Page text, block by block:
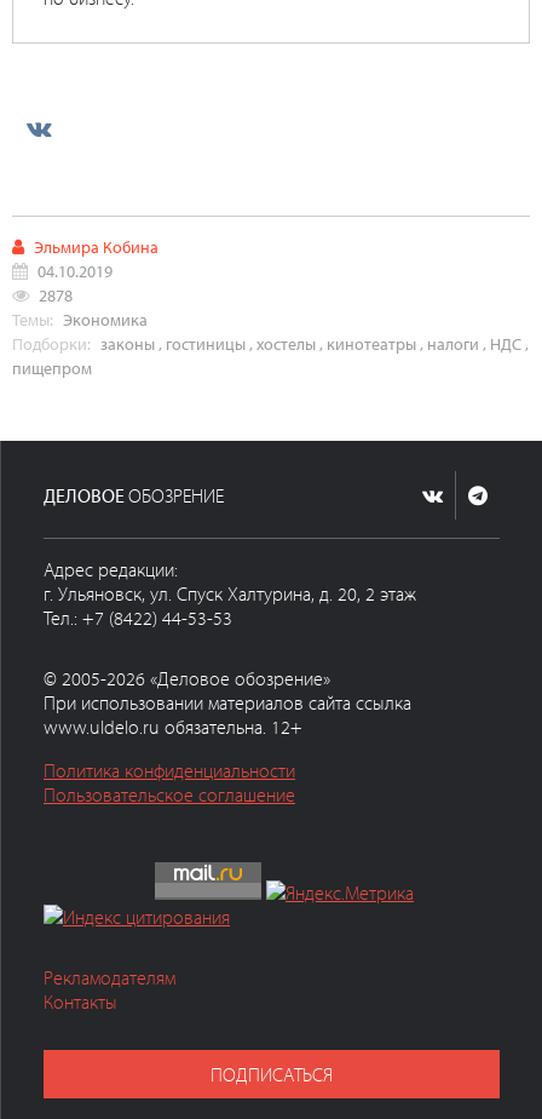
Эльмира Кобина
04.10.2019
2878
Темы: Экономика
Подборки: законы , гостиницы ,хостелы , кинотеатры , налоги , НДС ,
пищепром
ДЕЛОВОЕ ОБОЗРЕНИЕ
Адрес редакции:
г. Ульяновск, ул. Спуск Халтурина, д. 20, 2 этаж
Тел.: +7 (8422) 44-53-53
© 2005-2026 «Деловое обозрение»
При использовании материалов сайта ссылка
www.uldelo.ru обязательна. 12+
Политика конфиденциальности
Пользовательское соглашение
Рекламодателям
Контакты
ПОДПИСАТЬСЯ